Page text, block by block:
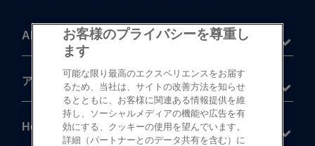
About
アキュビュー®製品
Help
お客様のプライバシーを尊重し
ます
可能な限り最高のエクスペリエンスをお届す
るため、当社は、サイトの改善方法を知らせ
るとともに、お客様に関連ある情報提供を維
持し、ソーシャルメディアの機能や広告を有
効にする、クッキーの使用を望んでいます。
詳細（パートナーとのデータ共有を含む）に